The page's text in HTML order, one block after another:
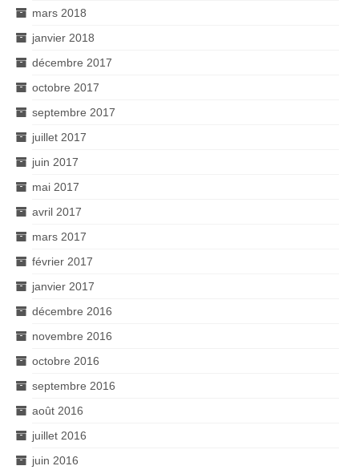
mars 2018
janvier 2018
décembre 2017
octobre 2017
septembre 2017
juillet 2017
juin 2017
mai 2017
avril 2017
mars 2017
février 2017
janvier 2017
décembre 2016
novembre 2016
octobre 2016
septembre 2016
août 2016
juillet 2016
juin 2016